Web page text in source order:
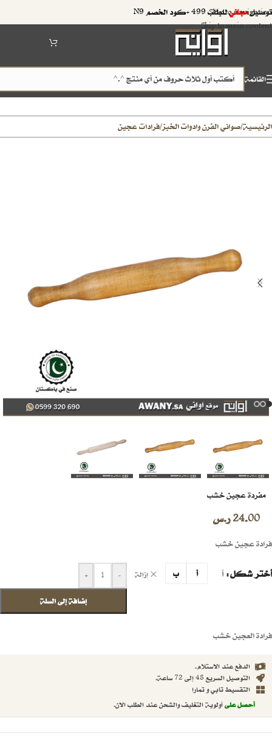
Skip to navigation
Skip to main content
توصيلمجانيللطلب 499 +كود الخصم N9
القائمة
الرئيسية/صواني الفرن وادوات الخبز/فرادات عجين
مفردة عجين خشب
24.00ر.س
فرادة عجين خشب
أختر شكل أ أ ب إزالة -
+
إضافة إلى السلة
فرادة العجين خشب
الدفع عند الاستلام.
التوصيل السريع 48 إلى 72 ساعة.
التقسيط تابي و تمارا
أحصل علىأولوية التغليف والشحن عند الطلب الان.